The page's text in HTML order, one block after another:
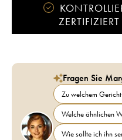
Fragen Sie
Zu welchem
Welche ähnlichen
Wie sollte ich ihn